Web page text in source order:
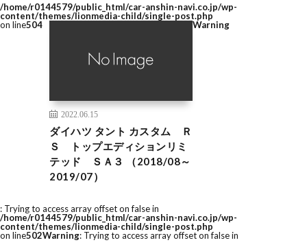
/home/r0144579/public_html/car-anshin-navi.co.jp/wp-
content/themes/lionmedia-child/single-post.php
on line504
2022.06.15
ダイハツ タント カスタム Ｒ
Ｓ トップエディションリミ
テッド ＳＡ３ （2018/08～
2019/07）
Warning
: Trying to access array offset on false in
/home/r0144579/public_html/car-anshin-navi.co.jp/wp-
content/themes/lionmedia-child/single-post.php
on line502Warning: Trying to access array offset on false in